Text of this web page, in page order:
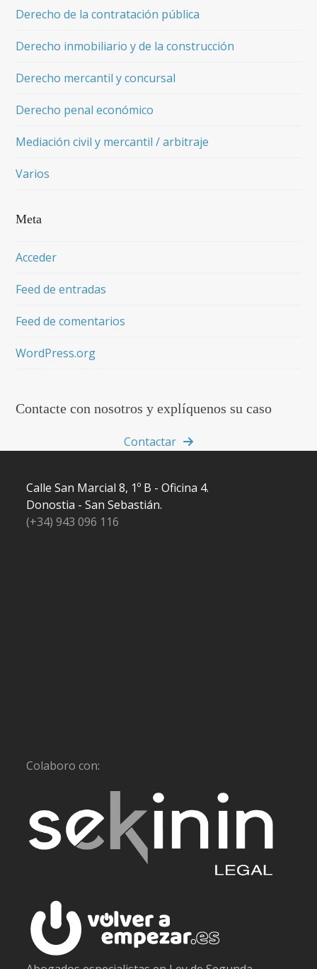
Derecho de la contratación pública
Derecho inmobiliario y de la construcción
Derecho mercantil y concursal
Derecho penal económico
Mediación civil y mercantil / arbitraje
Varios
Meta
Acceder
Feed de entradas
Feed de comentarios
WordPress.org
Contacte con nosotros y explíquenos su caso
Contactar
Calle San Marcial 8, 1º B - Oficina 4.
Donostia - San Sebastián.
(+34) 943 096 116
Colaboro con: